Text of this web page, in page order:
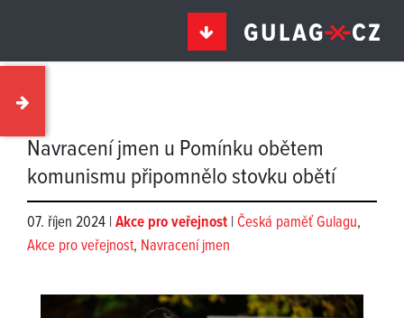
Navracení jmen u Pomínku obětem
komunismu připomnělo stovku obětí
07. říjen 2024 | Akce pro veřejnost | Česká paměť Gulagu,
Akce pro veřejnost, Navracení jmen